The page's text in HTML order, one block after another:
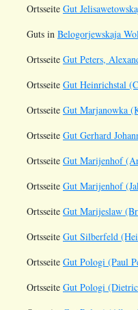
Ortsseite Gut
Guts in Belogorjewskaja
Ortsseite Gut Peters,
Ortsseite Gut Heinrichstal
Ortsseite Gut Marjanowka
Ortsseite Gut Gerhard
Ortsseite Gut Marijenhof
Ortsseite Gut Marijenhof
Ortsseite Gut Marijeslaw
Ortsseite Gut Silberfeld
Ortsseite Gut Pologi (Paul
Ortsseite Gut Pologi